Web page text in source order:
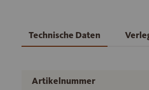
Technische Daten
Artikelnummer